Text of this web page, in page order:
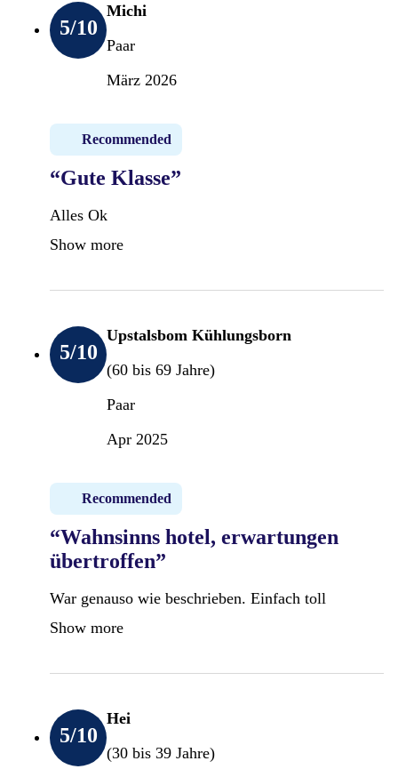
5/10
Michi
Paar
März 2026
Recommended
“Gute Klasse”
Alles Ok
Show more
5/10
Upstalsbom Kühlungsborn
(60 bis 69 Jahre)
Paar
Apr 2025
Recommended
“Wahnsinns hotel, erwartungen
übertroffen”
War genauso wie beschrieben. Einfach toll
Show more
5/10
Hei
(30 bis 39 Jahre)